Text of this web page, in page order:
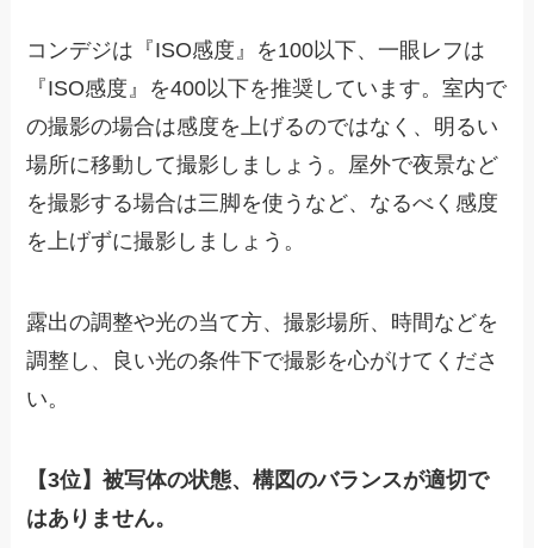
コンデジは『ISO感度』を100以下、一眼レフは
『ISO感度』を400以下を推奨しています。室内で
の撮影の場合は感度を上げるのではなく、明るい
場所に移動して撮影しましょう。屋外で夜景など
を撮影する場合は三脚を使うなど、なるべく感度
を上げずに撮影しましょう。
露出の調整や光の当て方、撮影場所、時間などを
調整し、良い光の条件下で撮影を心がけてくださ
い。
【3位】被写体の状態、構図のバランスが適切で
はありません。